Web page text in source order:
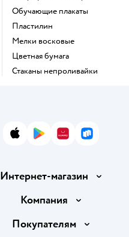
Обучающие плакаты
Пластилин
Мелки восковые
Цветная бумага
Стаканы непроливайки
App StoreGoogle Play
AppGallery
RuStore
Интернет-магазин
Доставка и оплата
Правила продажи
Компания
Вакансии
Покупателям